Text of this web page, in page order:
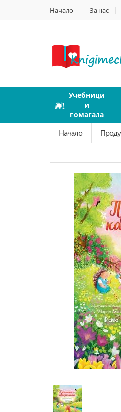
Начало За нас
Учебници
и
помагала
Начало